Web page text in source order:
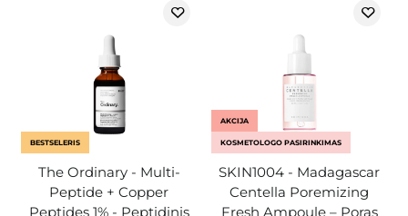
BESTSELERIS
The Ordinary - Multi-
Peptide + Copper
Peptides 1% - Peptidinis
AKCIJA
KOSMETOLOGO PASIRINKIMAS
SKIN1004 - Madagascar
Centella Poremizing
Fresh Ampoule – Poras